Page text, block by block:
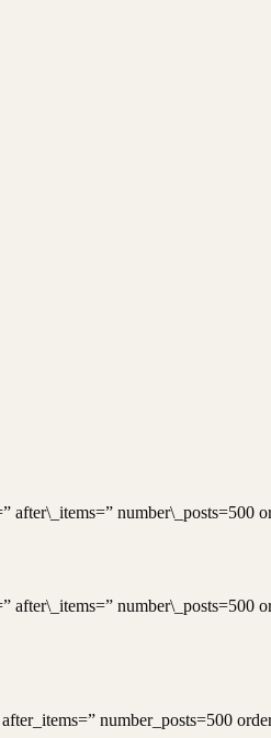
after\_items=”
after\_items=”
number_posts=500